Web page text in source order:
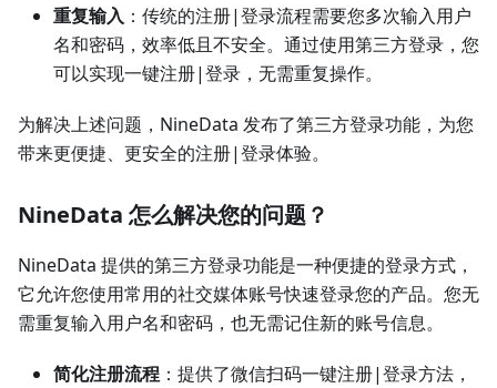
重复输入 ：传统的注册|登录流程需要您多次输入用户
名和密码，效率低且不安全。通过使用第三方登录，您
可以实现一键注册|登录，无需重复操作。
为解决上述问题，NineData 发布了第三方登录功能，为您
带来更便捷、更安全的注册|登录体验。
NineData 怎么解决您的问题？
NineData 提供的第三方登录功能是一种便捷的登录方式，
它允许您使用常用的社交媒体账号快速登录您的产品。您无
需重复输入用户名和密码，也无需记住新的账号信息。
简化注册流程 ：提供了微信扫码一键注册|登录方法，